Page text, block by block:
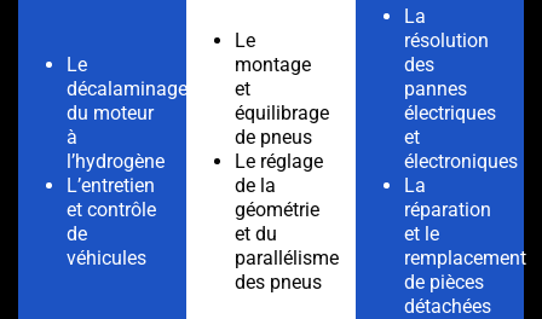
Le
décalaminage
du moteur
à
l’hydrogène
L’entretien
et contrôle
de
véhicules
Le
montage
et
équilibrage
de pneus
Le réglage
de la
géométrie
et du
parallélisme
des pneus
La
résolution
des
pannes
électriques
et
électroniques
La
réparation
et le
remplacement
de pièces
détachées